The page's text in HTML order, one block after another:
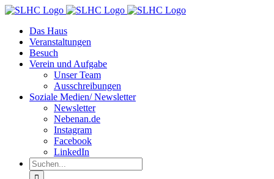
Zum
springenDas Haus
Veranstaltungen
Besuch
Verein und Aufgabe
Unser Team
Ausschreibungen
Soziale Medien/ Newsletter
Newsletter
Nebenan.de
Instagram
Facebook
LinkedIn
Suche
nach: